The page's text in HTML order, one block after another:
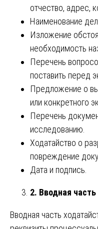
отчество, адрес,
Наименование
Изложение
необходимость
Перечень
поставить перед
Предложение о
или конкретного
Перечень
исследованию.
Ходатайство о
повреждение
Дата и подпись.
2. Вводная
Вводная часть